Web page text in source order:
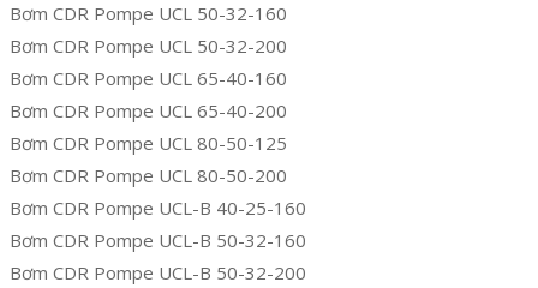
Bơm CDR Pompe UCL 50-32-160
Bơm CDR Pompe UCL 50-32-200
Bơm CDR Pompe UCL 65-40-160
Bơm CDR Pompe UCL 65-40-200
Bơm CDR Pompe UCL 80-50-125
Bơm CDR Pompe UCL 80-50-200
Bơm CDR Pompe UCL-B 40-25-160
Bơm CDR Pompe UCL-B 50-32-160
Bơm CDR Pompe UCL-B 50-32-200